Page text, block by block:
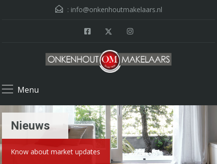
: info@onkenhoutmakelaars.nl
Menu
Nieuws
Know about market updates